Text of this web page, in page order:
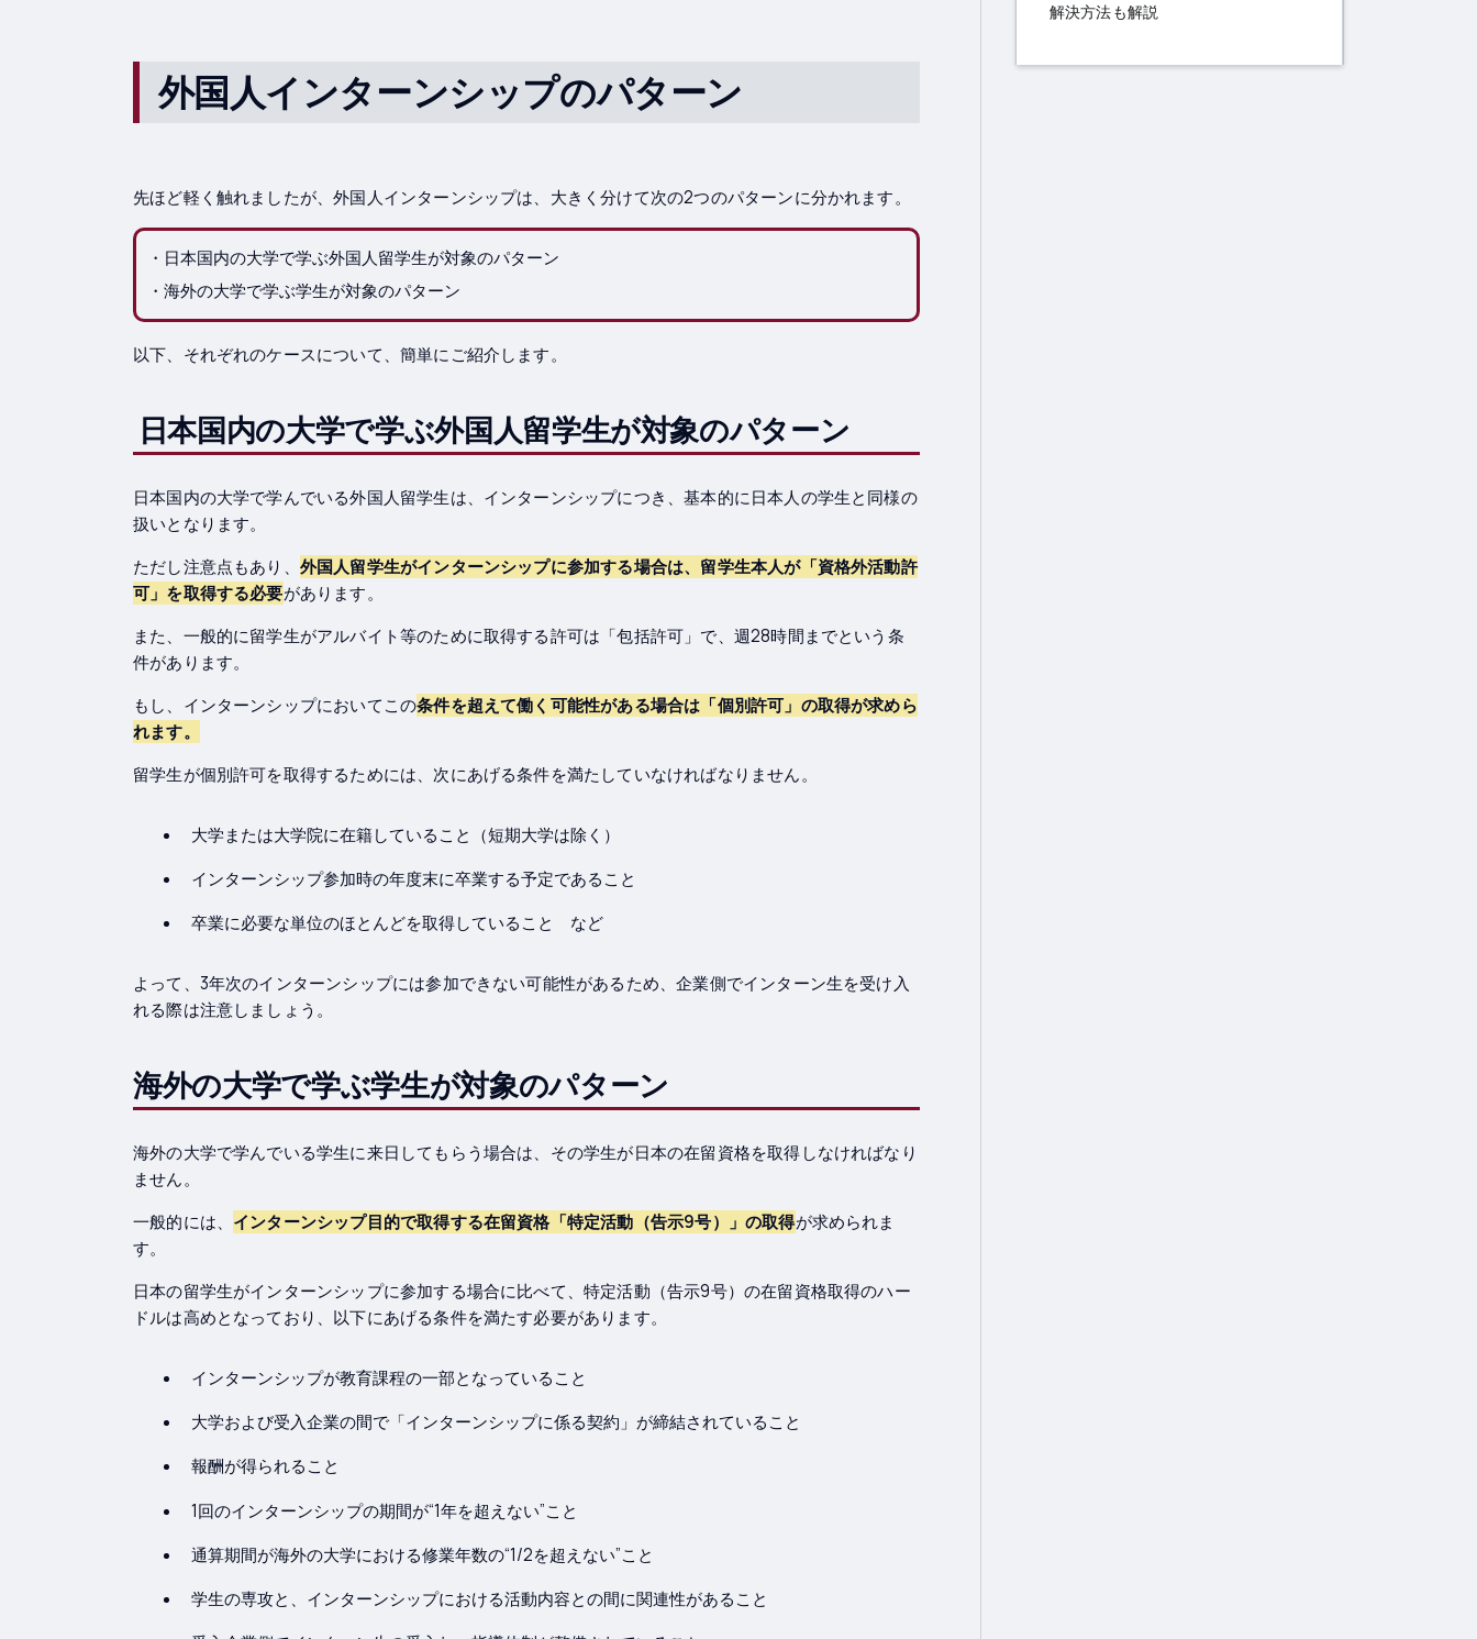
外国人インターンシップのパターン
先ほど軽く触れましたが、外国人インターンシップは、大きく分けて次の2つのパターンに分かれます。
・日本国内の大学で学ぶ外国人留学生が対象のパターン
・海外の大学で学ぶ学生が対象のパターン
以下、それぞれのケースについて、簡単にご紹介します。
日本国内の大学で学ぶ外国人留学生が対象のパターン
日本国内の大学で学んでいる外国人留学生は、インターンシップにつき、基本的に日本人の学生と同様の
扱いとなります。
ただし注意点もあり、 外国人留学生がインターンシップに参加する場合は、留学生本人が「資格外活動許
可」を取得する必要があります。
また、一般的に留学生がアルバイト等のために取得する許可は「包括許可」で、週28時間までという条
件があります。
もし、インターンシップにおいてこの条件を超えて働く可能性がある場合は「個別許可」の取得が求めら
れます。
留学生が個別許可を取得するためには、次にあげる条件を満たしていなければなりません。
大学または大学院に在籍していること（短期大学は除く）
インターンシップ参加時の年度末に卒業する予定であること
卒業に必要な単位のほとんどを取得していること など
よって、3年次のインターンシップには参加できない可能性があるため、企業側でインターン生を受け入
れる際は注意しましょう。
海外の大学で学ぶ学生が対象のパターン
海外の大学で学んでいる学生に来日してもらう場合は、その学生が日本の在留資格を取得しなければなり
ません。
一般的には、 インターンシップ目的で取得する在留資格「特定活動（告示9号）」の取得が求められま
す。
日本の留学生がインターンシップに参加する場合に比べて、特定活動（告示9号）の在留資格取得のハー
ドルは高めとなっており、以下にあげる条件を満たす必要があります。
インターンシップが教育課程の一部となっていること
大学および受入企業の間で「インターンシップに係る契約」が締結されていること
報酬が得られること
1回のインターンシップの期間が“1年を超えない”こと
通算期間が海外の大学における修業年数の“1/2を超えない”こと
学生の専攻と、インターンシップにおける活動内容との間に関連性があること
解決方法も解説